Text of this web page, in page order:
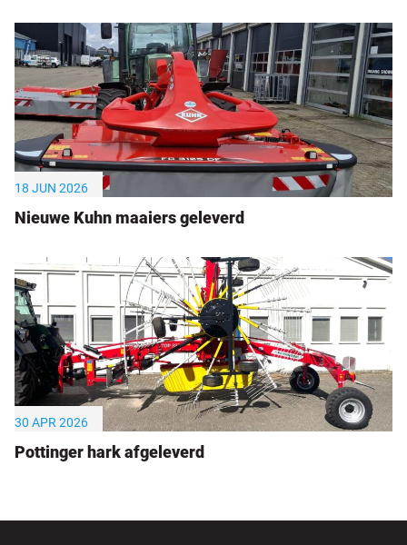
18 JUN 2026
Nieuwe Kuhn maaiers geleverd
30 APR 2026
Pottinger hark afgeleverd